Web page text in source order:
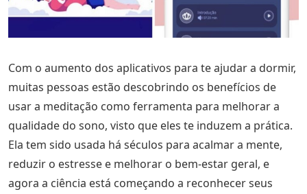
Com o aumento dos aplicativos para te ajudar a dormir,
muitas pessoas estão descobrindo os benefícios de
usar a meditação como ferramenta para melhorar a
qualidade do sono, visto que eles te induzem a prática.
Ela tem sido usada há séculos para acalmar a mente,
reduzir o estresse e melhorar o bem-estar geral, e
agora a ciência está começando a reconhecer seus